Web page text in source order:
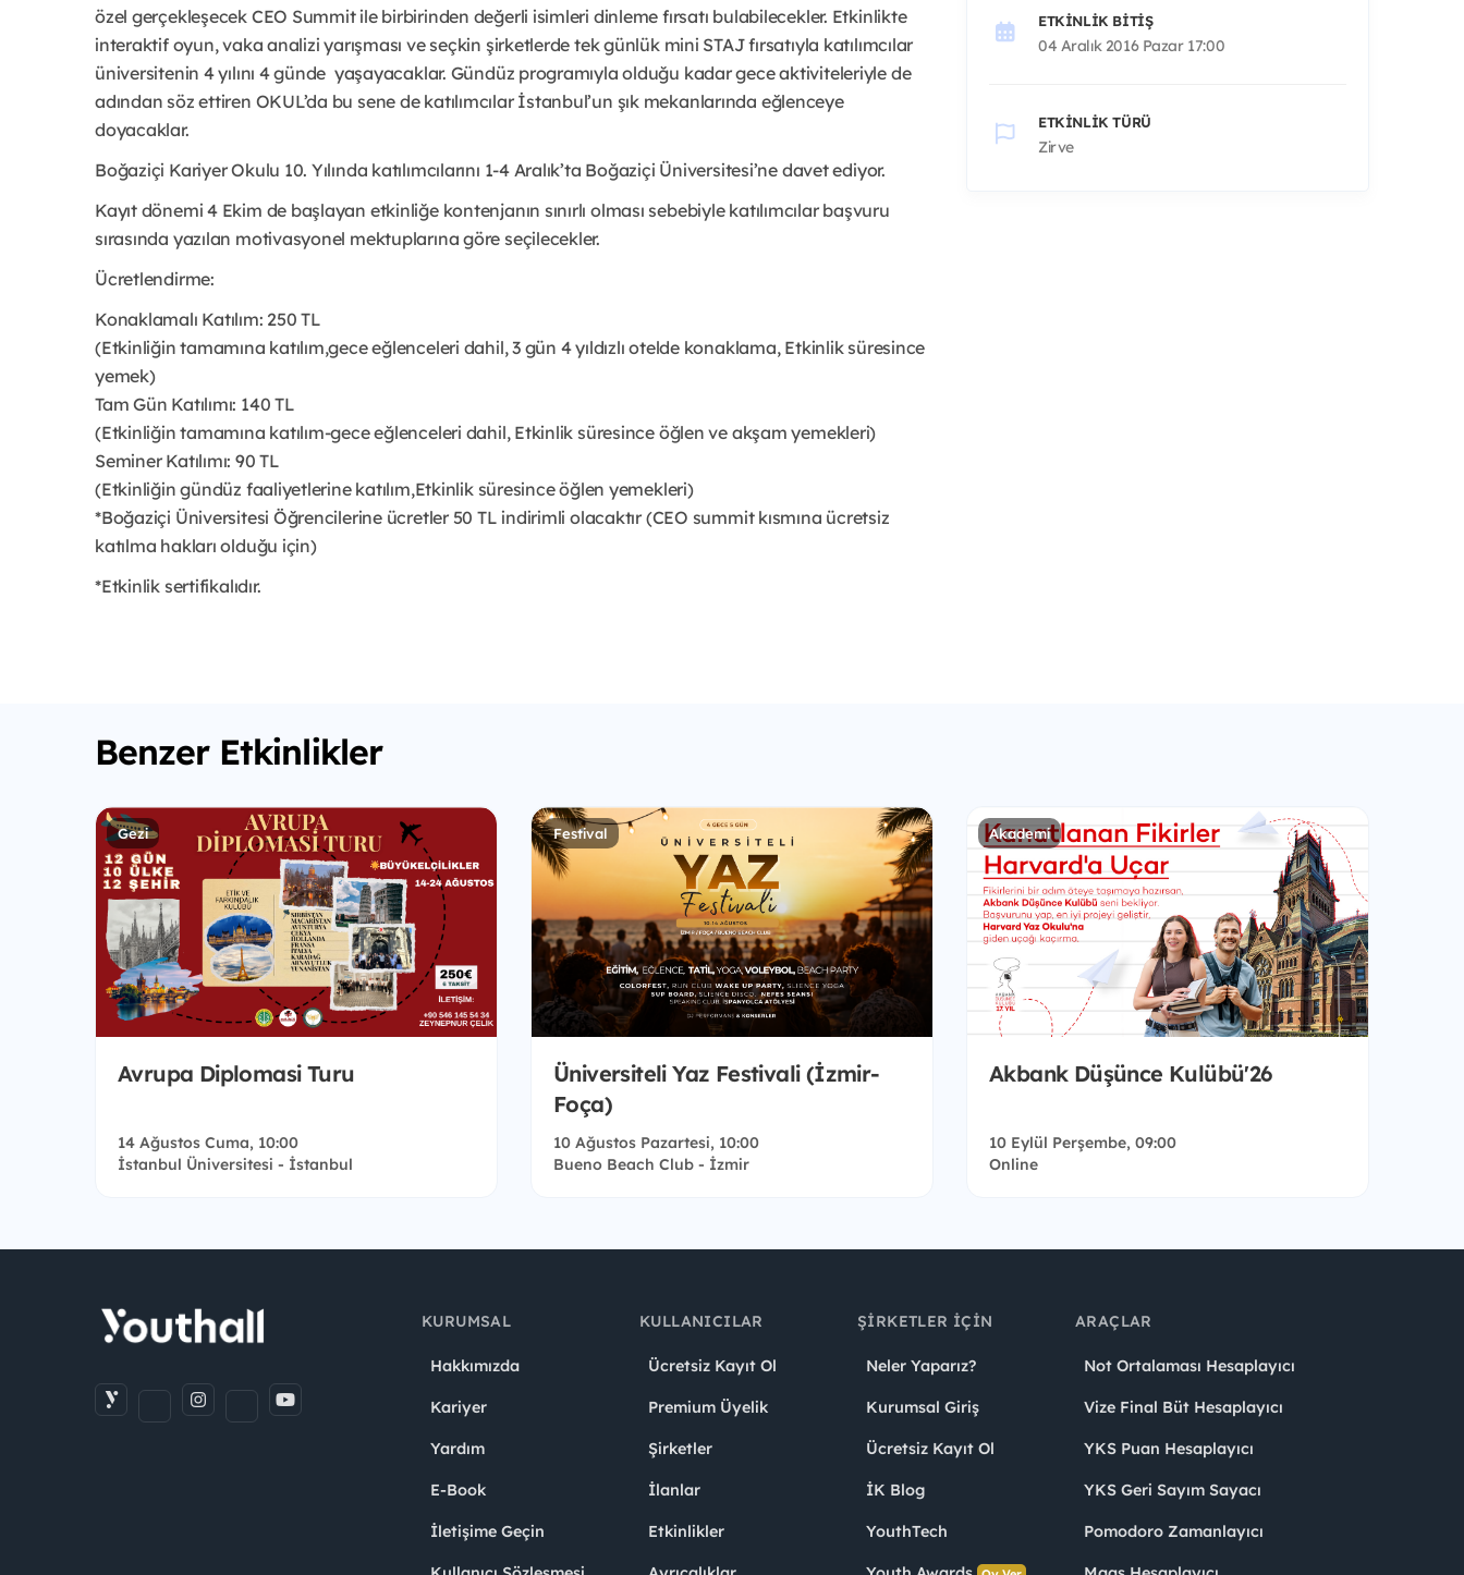
özel gerçekleşecek CEO Summit ile birbirinden değerli isimleri dinleme fırsatı bulabilecekler. Etkinlikte
interaktif oyun, vaka analizi yarışması ve seçkin şirketlerde tek günlük mini STAJ fırsatıyla katılımcılar
üniversitenin 4 yılını 4 günde yaşayacaklar. Gündüz programıyla olduğu kadar gece aktiviteleriyle de
adından söz ettiren OKUL’da bu sene de katılımcılar İstanbul’un şık mekanlarında eğlenceye
doyacaklar.
Boğaziçi Kariyer Okulu 10. Yılında katılımcılarını 1-4 Aralık’ta Boğaziçi Üniversitesi’ne davet ediyor.
Kayıt dönemi 4 Ekim de başlayan etkinliğe kontenjanın sınırlı olması sebebiyle katılımcılar başvuru
sırasında yazılan motivasyonel mektuplarına göre seçilecekler.
Ücretlendirme:
Konaklamalı Katılım: 250 TL
(Etkinliğin tamamına katılım,gece eğlenceleri dahil, 3 gün 4 yıldızlı otelde konaklama, Etkinlik süresince
yemek)
Tam Gün Katılımı: 140 TL
(Etkinliğin tamamına katılım-gece eğlenceleri dahil, Etkinlik süresince öğlen ve akşam yemekleri)
Seminer Katılımı: 90 TL
(Etkinliğin gündüz faaliyetlerine katılım,Etkinlik süresince öğlen yemekleri)
*Boğaziçi Üniversitesi Öğrencilerine ücretler 50 TL indirimli olacaktır (CEO summit kısmına ücretsiz
katılma hakları olduğu için)
*Etkinlik sertifikalıdır.
ETKINLIK BITIŞ
04 Aralık 2016 Pazar 17:00
ETKINLIK TÜRÜ
Zirve
Benzer Etkinlikler
Gezi
Avrupa Diplomasi Turu
14 Ağustos Cuma, 10:00
İstanbul Üniversitesi - İstanbul
Festival
Üniversiteli Yaz Festivali (İzmir-
Foça)
10 Ağustos Pazartesi, 10:00
Bueno Beach Club - İzmir
Akademi
Akbank Düşünce Kulübü'26
10 Eylül Perşembe, 09:00
Online
KURUMSAL
Hakkımızda
Kariyer
Yardım
E-Book
İletişime Geçin
KULLANICILAR
Ücretsiz Kayıt Ol
Premium Üyelik
Şirketler
İlanlar
Etkinlikler
ŞIRKETLER İÇIN
Neler Yaparız?
Kurumsal Giriş
Ücretsiz Kayıt Ol
İK Blog
YouthTech
ARAÇLAR
Not Ortalaması Hesaplayıcı
Vize Final Büt Hesaplayıcı
YKS Puan Hesaplayıcı
YKS Geri Sayım Sayacı
Pomodoro Zamanlayıcı